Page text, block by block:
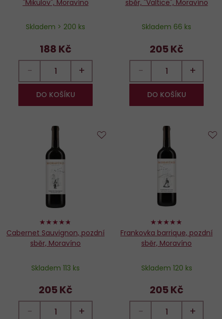
"Mikulov", Moravíno
Skladem > 200 ks
188 Kč
− +
DO KOŠÍKU
sběr, "Valtice", Moravíno
Skladem 66 ks
205 Kč
− +
DO KOŠÍKU
94%
Cabernet Sauvignon, pozdní
sběr, Moravíno
Skladem 113 ks
205 Kč
− +
96%
Frankovka barrique, pozdní
sběr, Moravíno
Skladem 120 ks
205 Kč
− +